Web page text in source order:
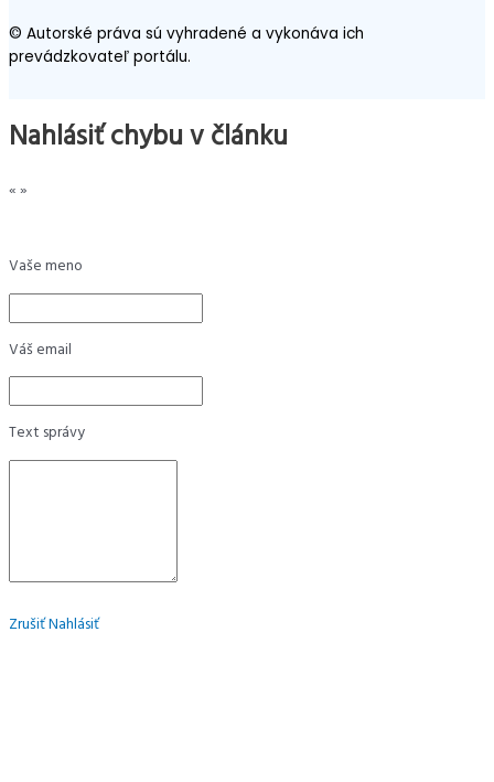
© Autorské práva sú vyhradené a vykonáva ich
prevádzkovateľ portálu.
Nahlásiť chybu v článku
«»
Vaše meno
Váš email
Text správy
ZrušiťNahlásiť